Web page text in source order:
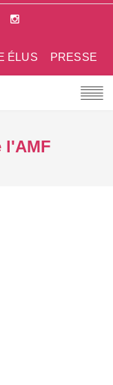
PRESSE
ÉLUS
l'AMF